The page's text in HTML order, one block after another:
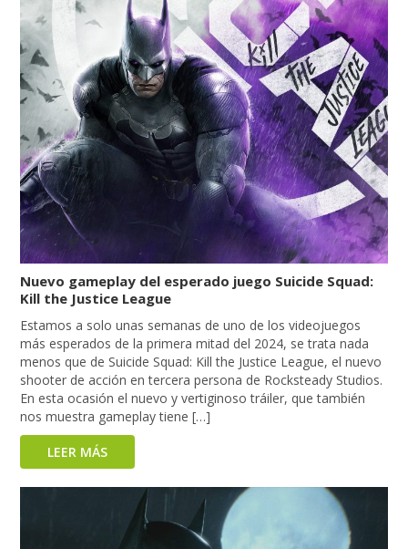
Nuevo gameplay del esperado juego Suicide Squad:
Kill the Justice League
Estamos a solo unas semanas de uno de los videojuegos
más esperados de la primera mitad del 2024, se trata nada
menos que de Suicide Squad: Kill the Justice League, el nuevo
shooter de acción en tercera persona de Rocksteady Studios.
En esta ocasión el nuevo y vertiginoso tráiler, que también
nos muestra gameplay tiene […]
LEER MÁS